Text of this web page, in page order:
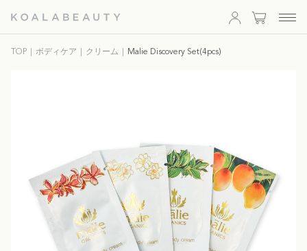
BEAUTY
TOP ボディケア クリーム Malie Discovery Set(4pcs)